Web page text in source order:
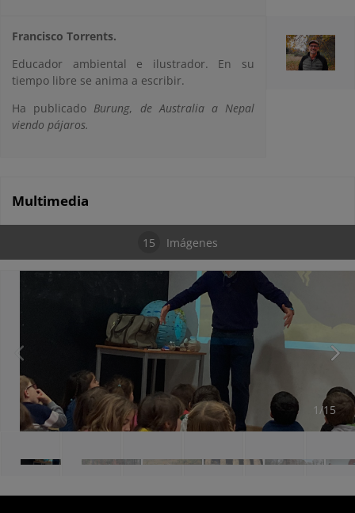
Francisco Torrents.
Educador ambiental e ilustrador.
En su
tiempo libre se anima a escribir.
Ha publicado Burung, de Australia a Nepal
viendo pájaros.
Multimedia
15 Imágenes
1/15